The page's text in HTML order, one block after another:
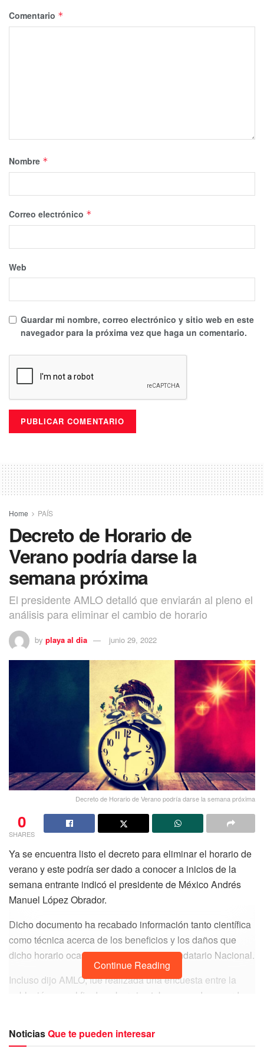
Comentario *
Nombre *
Correo electrónico *
Web
Guardar mi nombre, correo electrónico y sitio web en este
navegador para la próxima vez que haga un comentario.
Home PAÍS
Decreto de Horario de
Verano podría darse la
semana próxima
El presidente AMLO detalló que enviarán al pleno el
análisis para eliminar el cambio de horario
by playa al dia junio 29, 2022
Decreto de Horario de Verano podría darse la semana próxima
0
SHARES
Ya se encuentra listo el decreto para eliminar el horario de
verano y este podría ser dado a conocer a inicios de la
semana entrante indicó el presidente de México Andrés
Manuel López Obrador.
Dicho documento ha recabado información tanto científica
como técnica acerca de los beneficios y los daños que
dicho horario ocasiona, puntualizó el mandatario Nacional.
Incluso dijo AMLO; fue realizada una encuesta entre la
población con el fin de saber si estaban o no de acuerdo
Continue Reading
NoticiasQue te pueden interesar